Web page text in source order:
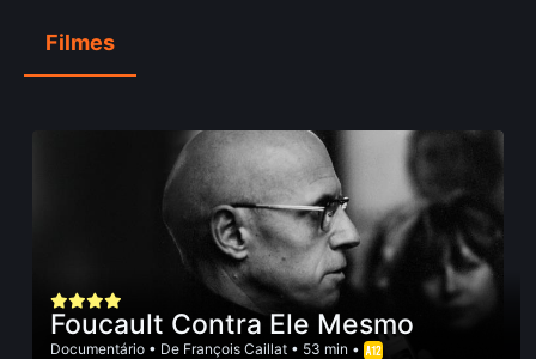
Filmes
Foucault Contra Ele Mesmo
Documentário • De François Caillat • 53 min •